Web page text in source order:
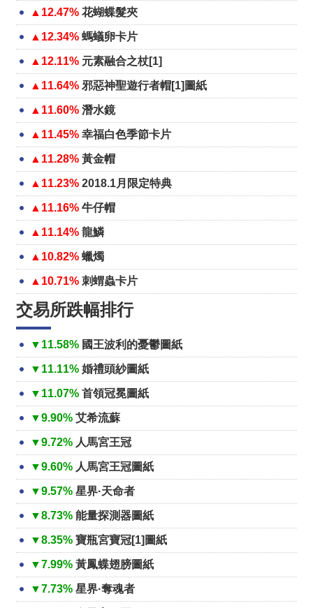
▲12.47% 花蝴蝶髮夾
▲12.34% 螞蟻卵卡片
▲12.11% 元素融合之杖[1]
▲11.64% 邪惡神聖遊行者帽[1]圖紙
▲11.60% 潛水鏡
▲11.45% 幸福白色季節卡片
▲11.28% 黃金帽
▲11.23% 2018.1月限定特典
▲11.16% 牛仔帽
▲11.14% 龍鱗
▲10.82% 蠟燭
▲10.71% 刺蝟蟲卡片
交易所跌幅排行
▼11.58% 國王波利的憂鬱圖紙
▼11.11% 婚禮頭紗圖紙
▼11.07% 首領冠冕圖紙
▼9.90% 艾希流蘇
▼9.72% 人馬宮王冠
▼9.60% 人馬宮王冠圖紙
▼9.57% 星界·天命者
▼8.73% 能量探測器圖紙
▼8.35% 寶瓶宮寶冠[1]圖紙
▼7.99% 黃鳳蝶翅膀圖紙
▼7.73% 星界·奪魂者